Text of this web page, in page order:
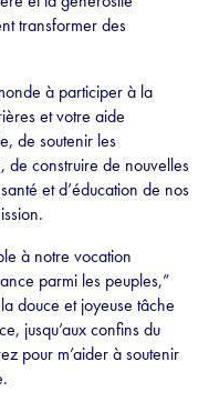
transformer des
à participer à la
et votre aide
de soutenir les
de construire de nouvelles
et d’éducation de nos
à notre vocation
parmi les peuples,”
douce et joyeuse tâche
jusqu’aux confins du
pour m’aider à soutenir